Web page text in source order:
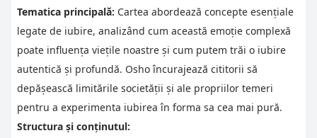
Tematica principală: Cartea abordează concepte esențiale
legate de iubire, analizând cum această emoție complexă
poate influența viețile noastre și cum putem trăi o iubire
autentică și profundă. Osho încurajează cititorii să
depășească limitările societății și ale propriilor temeri
pentru a experimenta iubirea în forma sa cea mai pură.
Structura și conținutul: